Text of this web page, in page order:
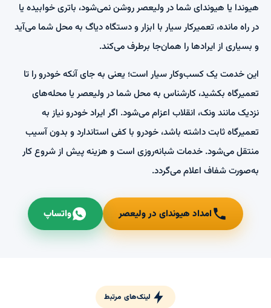
هیوندا یا هیوندای شما در ولیعصر روشن نمی‌شود، باتری خوابیده یا
در راه مانده، تعمیرکار سیار با ابزار و دستگاه دیاگ به محل شما می‌آید
و بسیاری از ایرادها را همان‌جا برطرف می‌کند.
این خدمت یک کسب‌وکار سیار است؛ یعنی به جای آنکه خودرو را تا
تعمیرگاه بکشید، کارشناس به محل شما در ولیعصر یا محله‌های
نزدیک مانند ونک، انقلاب اعزام می‌شود. اگر ایراد خودرو نیاز به
تعمیرگاه ثابت داشته باشد، خودرو با کفی استاندارد و بدون آسیب
منتقل می‌شود. خدمات شبانه‌روزی است و هزینه پیش از شروع کار
به‌صورت شفاف اعلام می‌گردد.
امداد هیوندای در ولیعصر واتساپ
لینک‌های مرتبط